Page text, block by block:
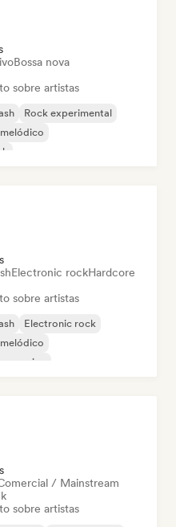
Bossa nova
sobre artistas
Rock experimental
Electronic rockHardcore
sobre artistas
Electronic rock
/ Mainstream
sobre artistas